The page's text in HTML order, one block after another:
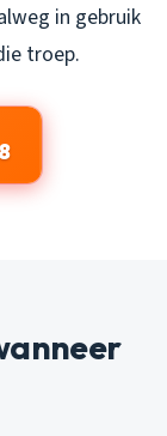
in gebruik
troep.